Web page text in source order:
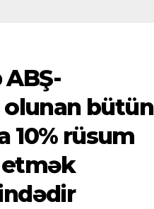
olunan bütün
10% rüsum